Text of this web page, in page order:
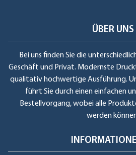
ÜBER UNS
Bei uns finden Sie die
Geschäft und Privat. Modernste
qualitativ hochwertige Ausführung.
führt Sie durch einen einfachen
Bestellvorgang, wobei alle
werden